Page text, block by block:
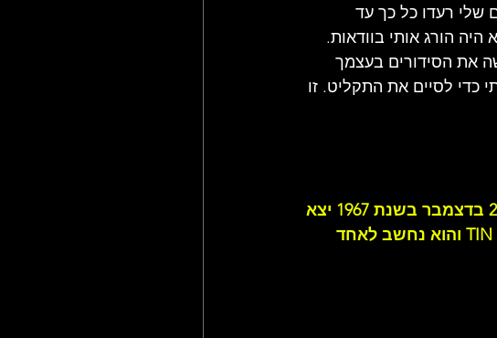
שלי רעדו כל כך עד
הורג אותי בוודאות.
את הסידורים בעצמך
כדי לסיים את התקליט. זו
-2 בדצמבר בשנת 1967 יצא
תקליטון חדש ללהקת SMALL FACES הבריטית. שמו הוא TIN SOLDIER והוא נחשב לאחד